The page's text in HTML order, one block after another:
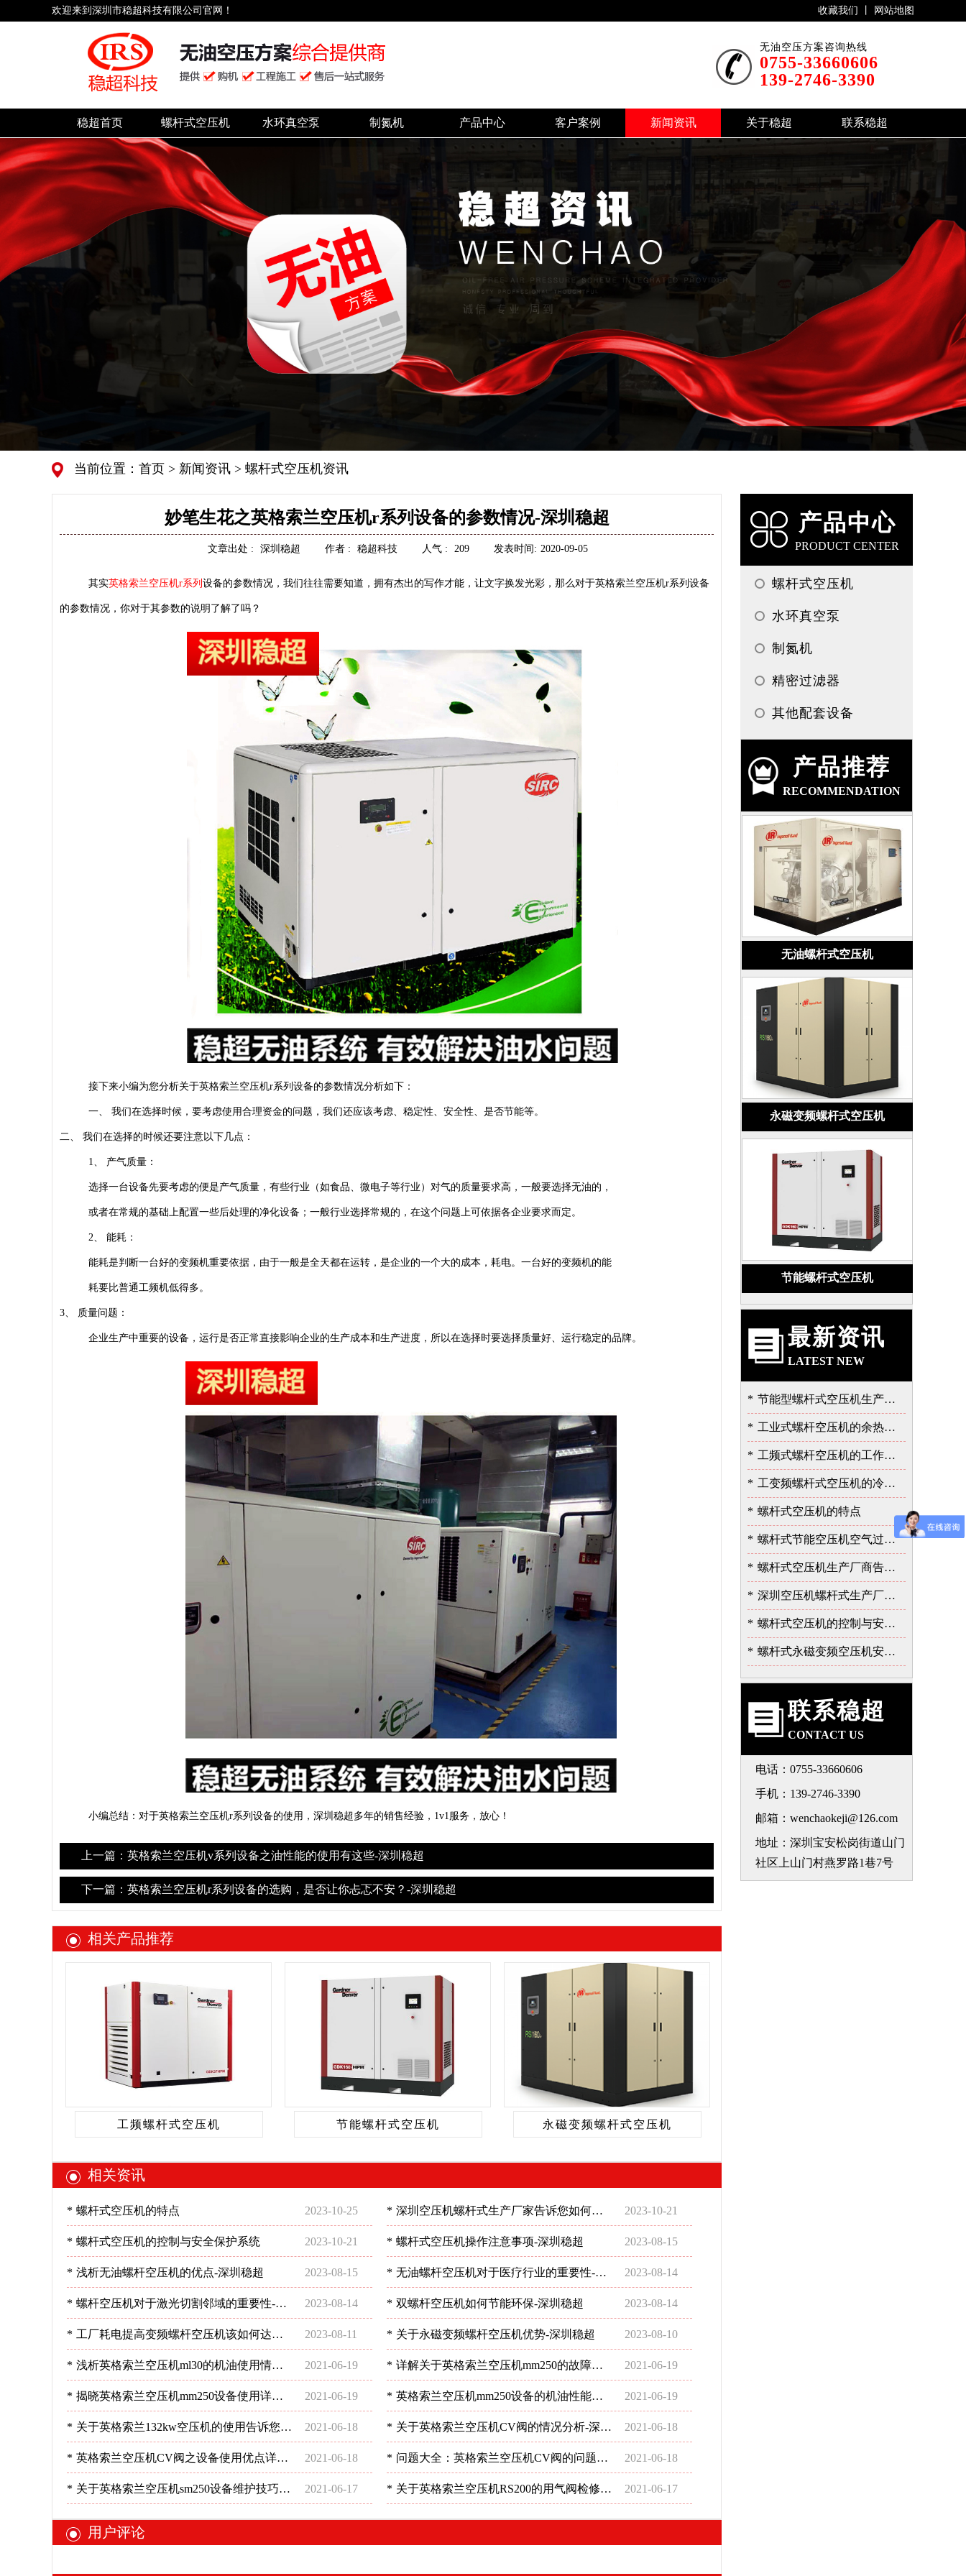
欢迎来到深圳市稳超科技有限公司官网！ 收藏我们 丨 网站地图
无油空压方案咨询热线
0755-33660606
139-2746-3390
稳超首页 螺杆式空压机 水环真空泵 制氮机 产品中心 客户案例 新闻资讯 关于稳超 联系稳超
当前位置： 首页 > 新闻资讯 > 螺杆式空压机资讯
妙笔生花之英格索兰空压机r系列设备的参数情况-深圳稳超
文章出处 : 深圳稳超 作者 : 稳超科技 人气 : 209 发表时间: 2020-09-05
其实英格索兰空压机r系列 设备的参数情况，我们往往需要知道，拥有杰出的写作才能，让文字换发光彩，那么对于英格索兰空压机r系列设备
的参数情况，你对于其参数的说明了解了吗？
接下来小编为您分析关于英格索兰空压机r系列设备的参数情况分析如下：
一、 我们在选择时候，要考虑使用合理资金的问题，我们还应该考虑、稳定性、安全性、是否节能等。
二、 我们在选择的时候还要注意以下几点：
1、 产气质量：
选择一台设备先要考虑的便是产气质量，有些行业（如食品、微电子等行业）对气的质量要求高，一般要选择无油的，
或者在常规的基础上配置一些后处理的净化设备；一般行业选择常规的，在这个问题上可依据各企业要求而定。
2、 能耗：
能耗是判断一台好的变频机重要依据，由于一般是全天都在运转，是企业的一个大的成本，耗电。一台好的变频机的能
耗要比普通工频机低得多。
3、 质量问题：
企业生产中重要的设备，运行是否正常直接影响企业的生产成本和生产进度，所以在选择时要选择质量好、运行稳定的品牌。
小编总结：对于英格索兰空压机r系列设备的使用，深圳稳超多年的销售经验，1v1服务，放心！
上一篇：英格索兰空压机v系列设备之油性能的使用有这些-深圳稳超
下一篇：英格索兰空压机r系列设备的选购，是否让你忐忑不安？-深圳稳超
相关产品推荐
工频螺杆式空压机 节能螺杆式空压机 永磁变频螺杆式空压机
相关资讯
* 螺杆式空压机的特点 2023-10-25 * 深圳空压机螺杆式生产厂家告诉您如何选
择空压机
2023-10-21
* 螺杆式空压机的控制与安全保护系统 2023-10-21 * 螺杆式空压机操作注意事项-深圳稳超 2023-08-15
* 浅析无油螺杆空压机的优点-深圳稳超 2023-08-15 * 无油螺杆空压机对于医疗行业的重要性-深
圳稳超
2023-08-14
* 螺杆空压机对于激光切割邻域的重要性-深
圳稳超
2023-08-14 * 双螺杆空压机如何节能环保-深圳稳超 2023-08-14
* 工厂耗电提高变频螺杆空压机该如何达到
预期节能效果呢？-深圳稳超
2023-08-11 * 关于永磁变频螺杆空压机优势-深圳稳超 2023-08-10
* 浅析英格索兰空压机ml30的机油使用情况-
深圳稳超
2021-06-19 * 详解关于英格索兰空压机mm250的故障问
题-深圳稳超
2021-06-19
* 揭晓英格索兰空压机mm250设备使用详情
分析-深圳稳超
2021-06-19 * 英格索兰空压机mm250设备的机油性能分
析-深圳稳超
2021-06-19
* 关于英格索兰132kw空压机的使用告诉您要
这样做-深圳稳超
2021-06-18 * 关于英格索兰空压机CV阀的情况分析-深圳
稳超
2021-06-18
* 英格索兰空压机CV阀之设备使用优点详情-
深圳稳超
2021-06-18 * 问题大全：英格索兰空压机CV阀的问题分
析-深圳稳超
2021-06-18
* 关于英格索兰空压机sm250设备维护技巧分
析-深圳稳超
2021-06-17 * 关于英格索兰空压机RS200的用气阀检修分
析-深圳稳超
2021-06-17
用户评论
产品中心
PRODUCT CENTER
螺杆式空压机
水环真空泵
制氮机
精密过滤器
其他配套设备
产品推荐
RECOMMENDATION
无油螺杆式空压机
永磁变频螺杆式空压机
节能螺杆式空压机
最新资讯
LATEST NEW
* 节能型螺杆式空压机生产厂告诉我的泄露故障的严重性
* 工业式螺杆空压机的余热的价值
* 工频式螺杆空压机的工作过程
* 工变频螺杆式空压机的冷却与润滑系统
* 螺杆式空压机的特点
* 螺杆式节能空压机空气过滤器的保养
* 螺杆式空压机生产厂商告诉您余热回收的重要性
* 深圳空压机螺杆式生产厂家告诉您如何选择空压机
* 螺杆式空压机的控制与安全保护系统
* 螺杆式永磁变频空压机安装注意事项-深圳稳超
联系稳超
CONTACT US
电话：0755-33660606
手机：139-2746-3390
邮箱：wenchaokeji@126.com
地址：深圳宝安松岗街道山门
社区上山门村燕罗路1巷7号